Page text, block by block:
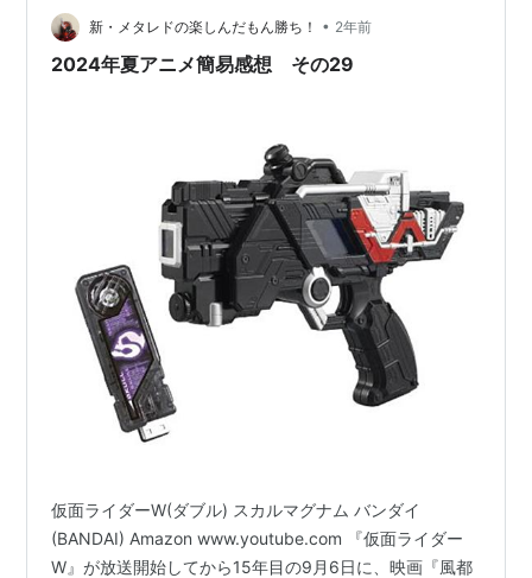
ズ構成の問題の方が致命的で物語展開が面白くない、つ
まらないのですよね。 主人公たち全員…
新・メタレドの楽しんだもん勝ち！ • 2年前
2024年夏アニメ簡易感想 その29
仮面ライダーW(ダブル) スカルマグナム バンダイ
(BANDAI) Amazon www.youtube.com 『仮面ライダー
W』が放送開始してから15年目の9月6日に、映画『風都